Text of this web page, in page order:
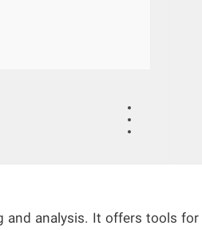
and analysis. It offers tools